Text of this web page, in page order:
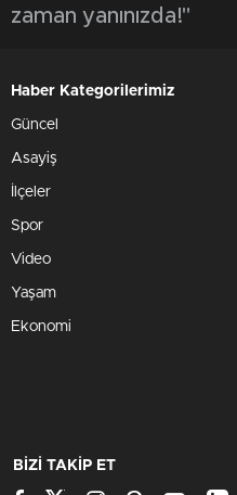
zaman yanınızda!"
Haber Kategorilerimiz
Güncel
Asayiş
İlçeler
Spor
Video
Yaşam
Ekonomi
BİZİ TAKİP ET